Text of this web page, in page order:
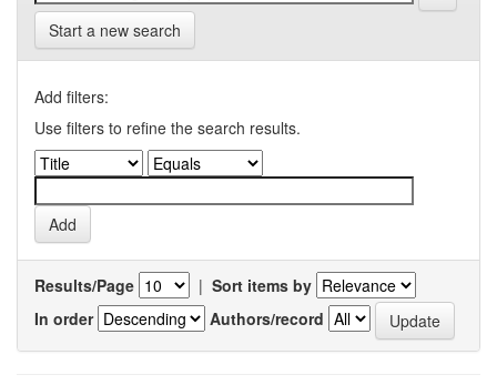
Start a new search
Add filters:
Use filters to refine the search results.
Results/Page | Sort items by
In order
Authors/record